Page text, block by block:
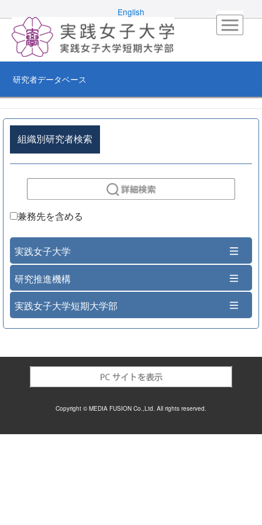
English
研究者データベース
組織別研究者検索
兼務先を含める
実践女子大学
研究推進機構
実践女子大学短期大学部
Copyright © MEDIA FUSION Co.,Ltd. All rights reserved.